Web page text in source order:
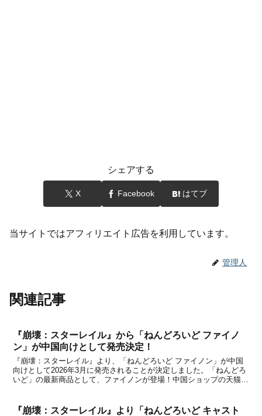
シェアする
X Facebook はてブ
当サイトではアフィリエイト広告を利用しています。
管理人
関連記事
『崩壊：スターレイル』から「ねんどろいど ファイノ
ン」が中国向けとして発売決定！
『崩壊：スターレイル』より、「ねんどろいど ファイノン」が中国
向けとして2026年3月に発売されることが決定しました。「ねんどろ
いど」の最新商品として、ファイノンが登場！中国ショップの天猫
『崩壊：スターレイル』より「ねんどろいど キャスト